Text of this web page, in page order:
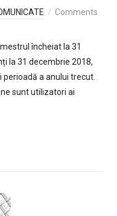
Comments
încheiat la 31
la 31 decembrie 2018,
a anului trecut.
sunt utilizatori ai